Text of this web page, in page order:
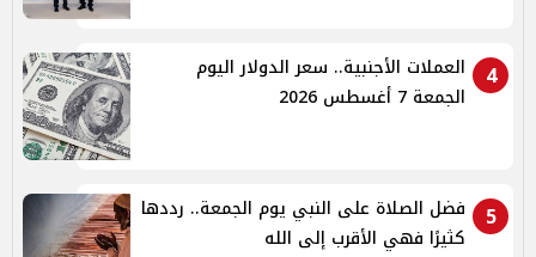
4
العملات الأجنبية.. سعر الدولار اليوم
الجمعة 7 أغسطس 2026
5
فضل الصلاة على النبي يوم الجمعة.. رددها
كثيرًا فهي الأقرب إلى الله